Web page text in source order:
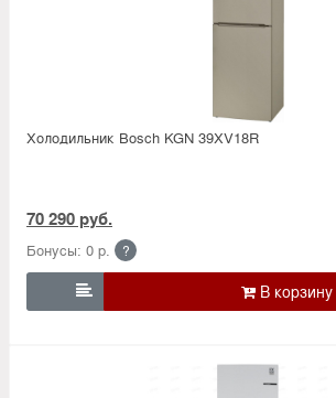
Холодильник Bosсh KGN 39XV18R
70 290 руб.
Бонусы: 0 р. ?
